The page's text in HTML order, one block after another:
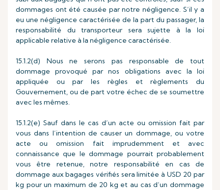
dommages ont été causée par notre négligence. S’il y a
eu une négligence caractérisée de la part du passager, la
responsabilité du transporteur sera sujette à la loi
applicable relative à la négligence caractérisée.
15.1.2(d) Nous ne serons pas responsable de tout
dommage provoqué par nos obligations avec la loi
appliquée ou par les règles et règlements du
Gouvernement, ou de part votre échec de se soumettre
avec les mêmes.
15.1.2(e) Sauf dans le cas d’un acte ou omission fait par
vous dans l’intention de causer un dommage, ou votre
acte ou omission fait imprudemment et avec
connaissance que le dommage pourrait probablement
vous être retenue, notre responsabilité en cas de
dommage aux bagages vérifiés sera limitée à USD 20 par
kg pour un maximum de 20 kg et au cas d’un dommage